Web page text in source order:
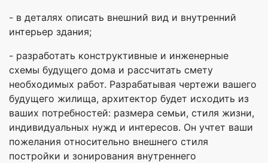
- в деталях описать внешний вид и внутренний
интерьер здания;
- разработать конструктивные и инженерные
схемы будущего дома и рассчитать смету
необходимых работ. Разрабатывая чертежи вашего
будущего жилища, архитектор будет исходить из
ваших потребностей: размера семьи, стиля жизни,
индивидуальных нужд и интересов. Он учтет ваши
пожелания относительно внешнего стиля
постройки и зонирования внутреннего